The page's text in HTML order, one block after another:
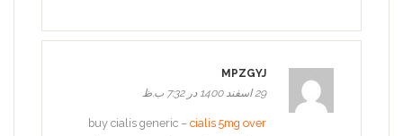
MPZGYJ
29 اسفند 1400 در 7:32 ب.ظ
buy cialis generic – cialis 5mg over